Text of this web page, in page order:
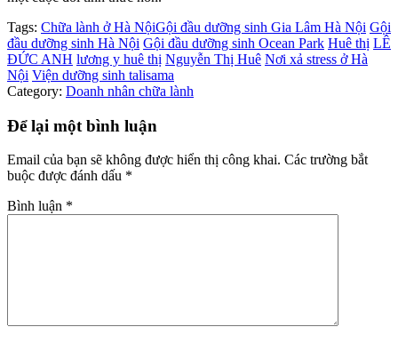
Tags: Chữa lành ở Hà NộiGội đầu dưỡng sinh Gia Lâm Hà Nội Gội
đầu dưỡng sinh Hà Nội Gội đầu dưỡng sinh Ocean Park Huê thị LÊ
ĐỨC ANH lương y huê thị Nguyễn Thị Huê Nơi xả stress ở Hà
Nội Viện dưỡng sinh talisama
Category: Doanh nhân chữa lành
Để lại một bình luận
Email của bạn sẽ không được hiển thị công khai. Các trường bắt
buộc được đánh dấu *
Bình luận *